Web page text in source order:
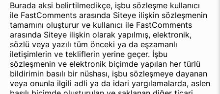
Burada aksi belirtilmedikçe, işbu sözleşme kullanıcı
ile FastComments arasında Siteye ilişkin sözleşmenin
tamamını oluşturur ve kullanıcı ile FastComments
arasında Siteye ilişkin olarak yapılmış, elektronik,
sözlü veya yazılı tüm önceki ya da eşzamanlı
iletişimlerin ve tekliflerin yerine geçer. İşbu
sözleşmenin ve elektronik biçimde yapılan her türlü
bildirimin basılı bir nüshası, işbu sözleşmeye dayanan
veya onunla ilgili adli ya da idari yargılamalarda, aslen